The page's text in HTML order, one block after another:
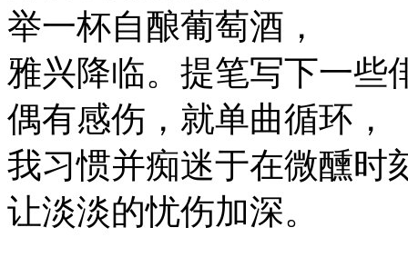
举一杯自酿葡萄酒，
雅兴降临。提笔写下一些
偶有感伤，就单曲循环，
我习惯并痴迷于在微醺时
让淡淡的忧伤加深。